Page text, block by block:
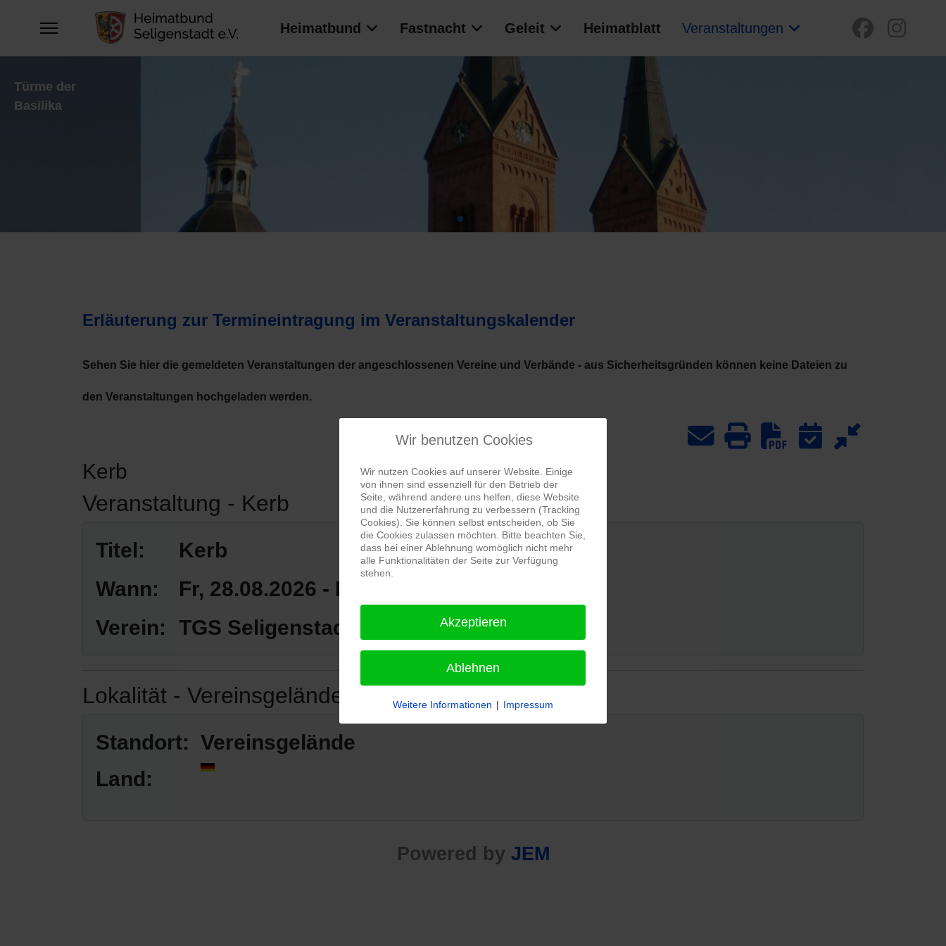
Heimatbund Fastnacht Geleit Heimatblatt Veranstaltungen
Türme der
Basilika
Erläuterung zur Termineintragung im Veranstaltungskalender
Sehen Sie hier die gemeldeten Veranstaltungen der angeschlossenen Vereine und Verbände - aus Sicherheitsgründen können keine Dateien zu
den Veranstaltungen hochgeladen werden.
Download PDF
Kerb
Veranstaltung - Kerb
Titel:
Kerb
Wann:
Fr, 28.08.2026 - Mo, 31.08.2026
Verein:
TGS Seligenstadt
Lokalität - Vereinsgelände
Standort: Vereinsgelände
Land:
Powered by JEM
Wir benutzen Cookies
Wir nutzen Cookies auf unserer Website. Einige
von ihnen sind essenziell für den Betrieb der
Seite, während andere uns helfen, diese Website
und die Nutzererfahrung zu verbessern (Tracking
Cookies). Sie können selbst entscheiden, ob Sie
die Cookies zulassen möchten. Bitte beachten Sie,
dass bei einer Ablehnung womöglich nicht mehr
alle Funktionalitäten der Seite zur Verfügung
stehen.
Akzeptieren
Ablehnen
Weitere Informationen | Impressum